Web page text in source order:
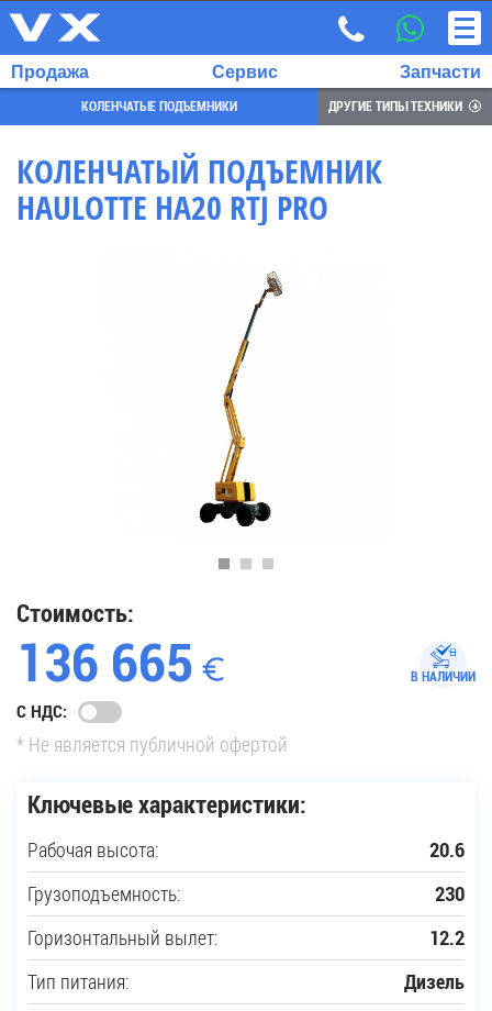
ВЫБРАННЫЙ
Купить новую технику
Сферы применения
Запчасти
Услуги
О компании
Контакты
Продажа Сервис Запчасти
КОЛЕНЧАТЫЕ ПОДЪЕМНИКИ ДРУГИЕ ТИПЫ ТЕХНИКИ
КОЛЕНЧАТЫЙ ПОДЪЕМНИК
HAULOTTE HA20 RTJ PRO
Ключевые характеристики:
Рабочая высота: 20.6
Грузоподъемность: 230
Горизонтальный вылет: 12.2
Тип питания: Дизель
Стоимость:
136 665 В НАЛИЧИИ
С НДС:
* Не является публичной офертой